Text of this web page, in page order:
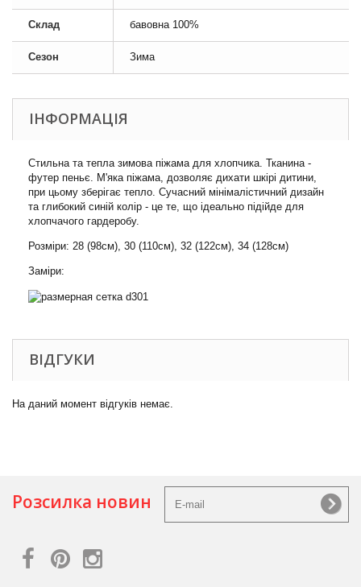
Склад бавовна 100%
Сезон Зима
ІНФОРМАЦІЯ
Стильна та тепла зимова піжама для хлопчика. Тканина -
футер пеньє. М'яка піжама, дозволяє дихати шкірі дитини,
при цьому зберігає тепло. Сучасний мінімалістичний дизайн
та глибокий синій колір - це те, що ідеально підійде для
хлопчачого гардеробу.
Розміри: 28 (98см), 30 (110см), 32 (122см), 34 (128см)
Заміри:
ВІДГУКИ
На даний момент відгуків немає.
Розсилка новин